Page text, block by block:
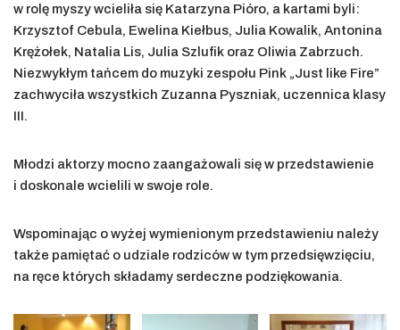
w rolę myszy wcieliła się Katarzyna Pióro, a kartami byli:
Krzysztof Cebula, Ewelina Kiełbus, Julia Kowalik, Antonina
Krężołek, Natalia Lis, Julia Szlufik oraz Oliwia Zabrzuch.
Niezwykłym tańcem do muzyki zespołu Pink „Just like Fire”
zachwyciła wszystkich Zuzanna Pyszniak, uczennica klasy
III.
Młodzi aktorzy mocno zaangażowali się w przedstawienie
i doskonale wcielili w swoje role.
Wspominając o wyżej wymienionym przedstawieniu należy
także pamiętać o udziale rodziców w tym przedsięwzięciu,
na ręce których składamy serdeczne podziękowania.